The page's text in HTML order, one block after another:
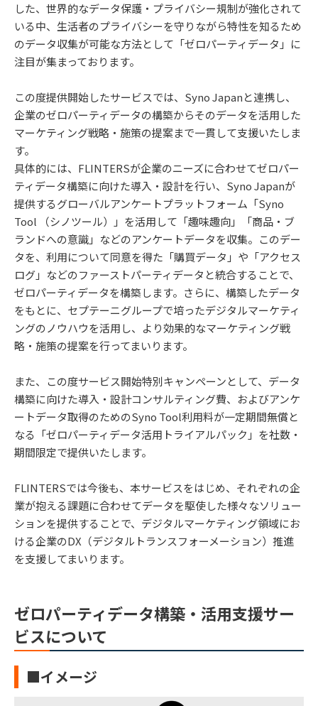
した、世界的なデータ保護・プライバシー規制が強化されて
いる中、生活者のプライバシーを守りながら特性を知るため
のデータ収集が可能な方法として「ゼロパーティデータ」に
注目が集まっております。
この度提供開始したサービスでは、Syno Japanと連携し、
企業のゼロパーティデータの構築からそのデータを活用した
マーケティング戦略・施策の提案まで一貫して支援いたしま
す。
具体的には、FLINTERSが企業のニーズに合わせてゼロパー
ティデータ構築に向けた導入・設計を行い、Syno Japanが
提供するグローバルアンケートプラットフォーム「Syno
Tool （シノツール）」を活用して「趣味趣向」「商品・ブ
ランドへの意識」などのアンケートデータを収集。このデー
タを、利用について同意を得た「購買データ」や「アクセス
ログ」などのファーストパーティデータと統合することで、
ゼロパーティデータを構築します。さらに、構築したデータ
をもとに、セプテーニグループで培ったデジタルマーケティ
ングのノウハウを活用し、より効果的なマーケティング戦
略・施策の提案を行ってまいります。
また、この度サービス開始特別キャンペーンとして、データ
構築に向けた導入・設計コンサルティング費、およびアンケ
ートデータ取得のためのSyno Tool利用料が一定期間無償と
なる「ゼロパーティデータ活用トライアルパック」を社数・
期間限定で提供いたします。
FLINTERSでは今後も、本サービスをはじめ、それぞれの企
業が抱える課題に合わせてデータを駆使した様々なソリュー
ションを提供することで、デジタルマーケティング領域にお
ける企業のDX（デジタルトランスフォーメーション）推進
を支援してまいります。
ゼロパーティデータ構築・活用支援サー
ビスについて
■イメージ